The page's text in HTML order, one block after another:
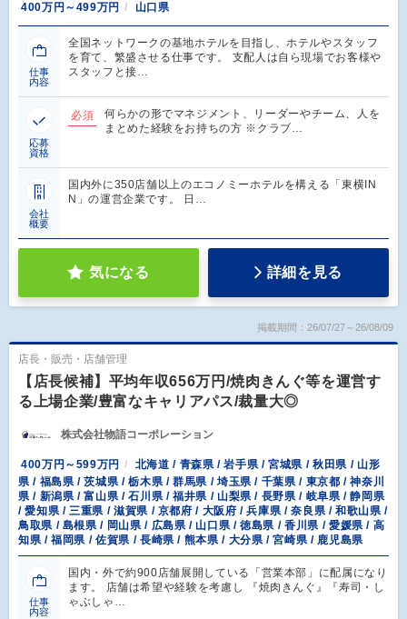
400万円～499万円 山口県
仕事
内容
全国ネットワークの基地ホテルを目指し、ホテルやスタッフ
を育て、繁盛させる仕事です。 支配人は自ら現場でお客様や
スタッフと接…
応募
資格
必須
何らかの形でマネジメント、リーダーやチーム、人を
まとめた経験をお持ちの方 ※クラブ…
会社
概要
国内外に350店舗以上のエコノミーホテルを構える「東横IN
N」の運営企業です。 日…
気になる 詳細を見る
掲載期間：26/07/27～26/08/09
店長・販売・店舗管理
【店長候補】平均年収656万円/焼肉きんぐ等を運営す
る上場企業/豊富なキャリアパス/裁量大◎
株式会社物語コーポレーション
400万円～599万円
北海道 / 青森県 / 岩手県 / 宮城県 / 秋田県 / 山形
県 / 福島県 / 茨城県 / 栃木県 / 群馬県 / 埼玉県 / 千葉県 / 東京都 / 神奈川
県 / 新潟県 / 富山県 / 石川県 / 福井県 / 山梨県 / 長野県 / 岐阜県 / 静岡県
/ 愛知県 / 三重県 / 滋賀県 / 京都府 / 大阪府 / 兵庫県 / 奈良県 / 和歌山県 /
鳥取県 / 島根県 / 岡山県 / 広島県 / 山口県 / 徳島県 / 香川県 / 愛媛県 / 高
知県 / 福岡県 / 佐賀県 / 長崎県 / 熊本県 / 大分県 / 宮崎県 / 鹿児島県
仕事
内容
国内・外で約900店舗展開している「営業本部」に配属になり
ます。 店舗は希望や経験を考慮し 『焼肉きんぐ』『寿司・し
ゃぶしゃ…